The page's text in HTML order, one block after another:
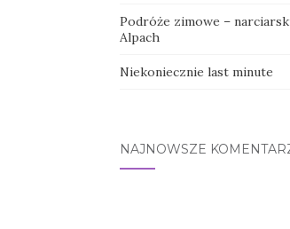
Podróże zimowe –
Alpach
Niekoniecznie last minute
NAJNOWSZE